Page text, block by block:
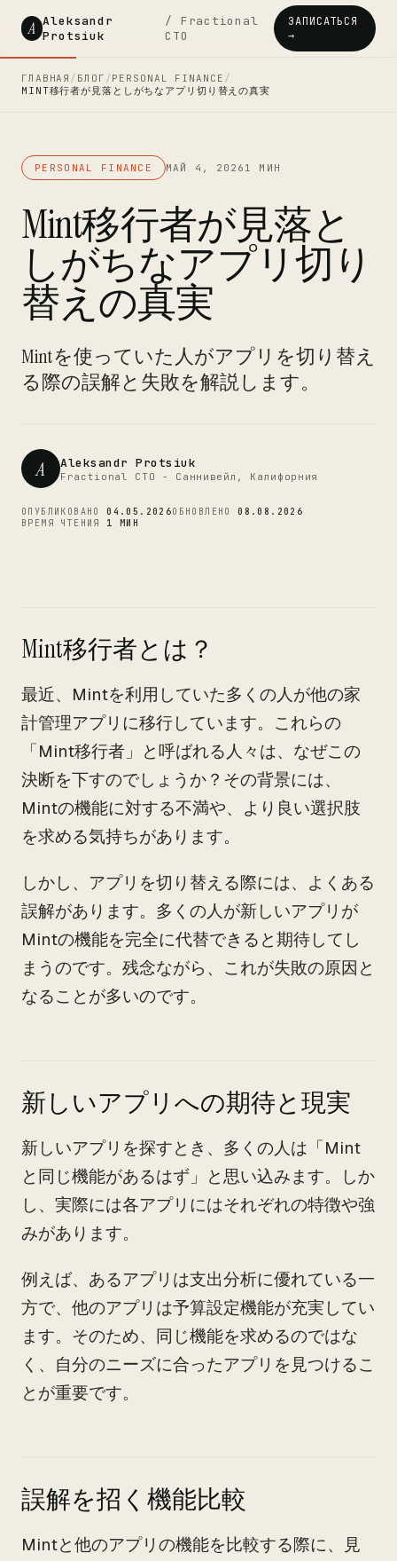
A Aleksandr
Protsiuk
/ Fractional
CTO
ЗАПИСАТЬСЯ
→
ГЛАВНАЯ / БЛОГ /PERSONAL FINANCE /
MINT移行者が見落としがちなアプリ切り替えの真実
PERSONAL FINANCE МАЙ 4, 2026 1 МИН
Mint移行者が見落と
しがちなアプリ切り
替えの真実
Mintを使っていた人がアプリを切り替え
る際の誤解と失敗を解説します。
A Aleksandr Protsiuk
Fractional CTO - Саннивейл, Калифорния
ОПУБЛИКОВАНО04.05.2026ОБНОВЛЕНО08.08.2026
ВРЕМЯ ЧТЕНИЯ 1 МИН
Mint移行者とは？
最近、Mintを利用していた多くの人が他の家
計管理アプリに移行しています。これらの
「Mint移行者」と呼ばれる人々は、なぜこの
決断を下すのでしょうか？その背景には、
Mintの機能に対する不満や、より良い選択肢
を求める気持ちがあります。
しかし、アプリを切り替える際には、よくある
誤解があります。多くの人が新しいアプリが
Mintの機能を完全に代替できると期待してし
まうのです。残念ながら、これが失敗の原因と
なることが多いのです。
新しいアプリへの期待と現実
新しいアプリを探すとき、多くの人は「Mint
と同じ機能があるはず」と思い込みます。しか
し、実際には各アプリにはそれぞれの特徴や強
みがあります。
例えば、あるアプリは支出分析に優れている一
方で、他のアプリは予算設定機能が充実してい
ます。そのため、同じ機能を求めるのではな
く、自分のニーズに合ったアプリを見つけるこ
とが重要です。
誤解を招く機能比較
Mintと他のアプリの機能を比較する際に、見